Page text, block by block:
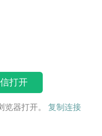
打开
览器打开。 复制连接